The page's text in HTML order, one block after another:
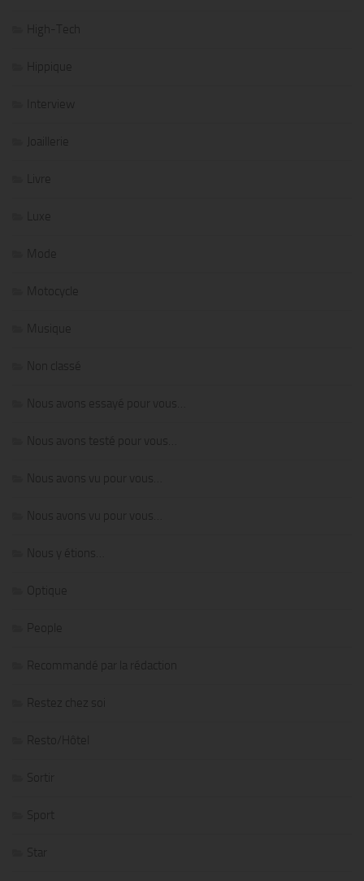
High-Tech
Hippique
Interview
Joaillerie
Livre
Luxe
Mode
Motocycle
Musique
Non classé
Nous avons essayé pour vous…
Nous avons testé pour vous…
Nous avons vu pour vous…
Nous avons vu pour vous…
Nous y étions…
Optique
People
Recommandé par la rédaction
Restez chez soi
Resto/Hôtel
Sortir
Sport
Star